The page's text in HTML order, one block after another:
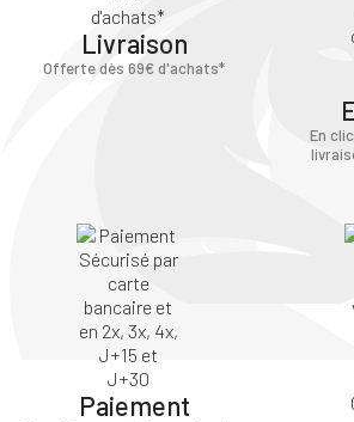
Livraison
Offerte dès 69€ d'achats*
En
Paiement